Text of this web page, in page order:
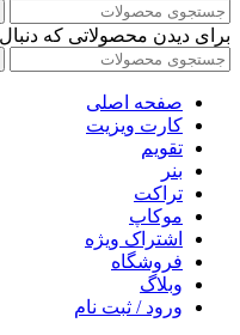
برای دیدن محصولاتی که
صفحه اصلی
کارت ویزیت
تقویم
بنر
تراکت
موکاپ
اشتراک ویژه
فروشگاه
وبلاگ
ورود / ثبت نام